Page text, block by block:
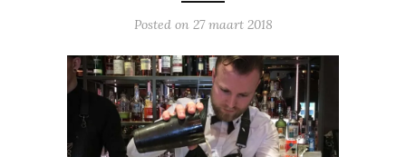
Posted on 27 maart 2018